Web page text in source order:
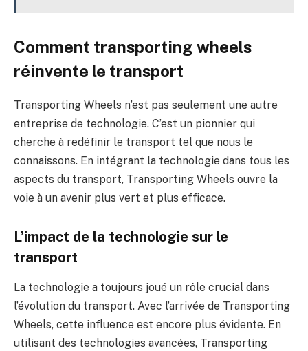
Comment transporting wheels
réinvente le transport
Transporting Wheels n’est pas seulement une autre
entreprise de technologie. C’est un pionnier qui
cherche à redéfinir le transport tel que nous le
connaissons. En intégrant la technologie dans tous les
aspects du transport, Transporting Wheels ouvre la
voie à un avenir plus vert et plus efficace.
L’impact de la technologie sur le
transport
La technologie a toujours joué un rôle crucial dans
l’évolution du transport. Avec l’arrivée de Transporting
Wheels, cette influence est encore plus évidente. En
utilisant des technologies avancées, Transporting